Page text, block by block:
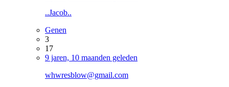
..Jacob..
Genen
3
17
9 jaren, 10 maanden geleden
whwresblow@gmail.com